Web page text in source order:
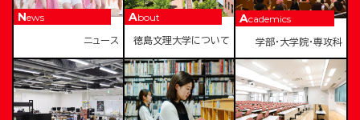
News
ニュース
About
徳島文理大学について
Academics
学部・大学院・専攻科